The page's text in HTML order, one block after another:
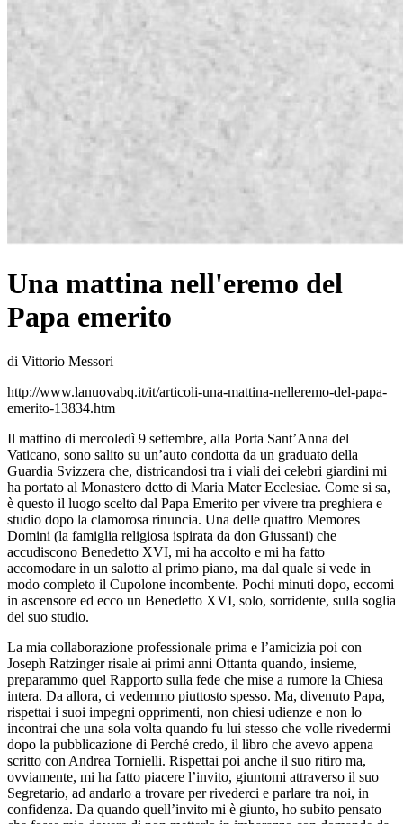
Una mattina nell'eremo del
Papa emerito
di Vittorio Messori
http://www.lanuovabq.it/it/articoli-una-mattina-nelleremo-del-papa-
emerito-13834.htm
Il mattino di mercoledì 9 settembre, alla Porta Sant’Anna del
Vaticano, sono salito su un’auto condotta da un graduato della
Guardia Svizzera che, districandosi tra i viali dei celebri giardini mi
ha portato al Monastero detto di Maria Mater Ecclesiae. Come si sa,
è questo il luogo scelto dal Papa Emerito per vivere tra preghiera e
studio dopo la clamorosa rinuncia. Una delle quattro Memores
Domini (la famiglia religiosa ispirata da don Giussani) che
accudiscono Benedetto XVI, mi ha accolto e mi ha fatto
accomodare in un salotto al primo piano, ma dal quale si vede in
modo completo il Cupolone incombente. Pochi minuti dopo, eccomi
in ascensore ed ecco un Benedetto XVI, solo, sorridente, sulla soglia
del suo studio.
La mia collaborazione professionale prima e l’amicizia poi con
Joseph Ratzinger risale ai primi anni Ottanta quando, insieme,
preparammo quel Rapporto sulla fede che mise a rumore la Chiesa
intera. Da allora, ci vedemmo piuttosto spesso. Ma, divenuto Papa,
rispettai i suoi impegni opprimenti, non chiesi udienze e non lo
incontrai che una sola volta quando fu lui stesso che volle rivedermi
dopo la pubblicazione di Perché credo, il libro che avevo appena
scritto con Andrea Tornielli. Rispettai poi anche il suo ritiro ma,
ovviamente, mi ha fatto piacere l’invito, giuntomi attraverso il suo
Segretario, ad andarlo a trovare per rivederci e parlare tra noi, in
confidenza. Da quando quell’invito mi è giunto, ho subito pensato